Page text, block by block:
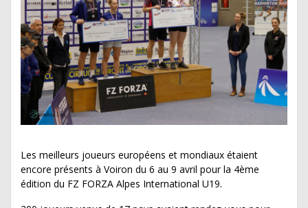
Les meilleurs joueurs européens et mondiaux étaient
encore présents à Voiron du 6 au 9 avril pour la 4ème
édition du FZ FORZA Alpes International U19.